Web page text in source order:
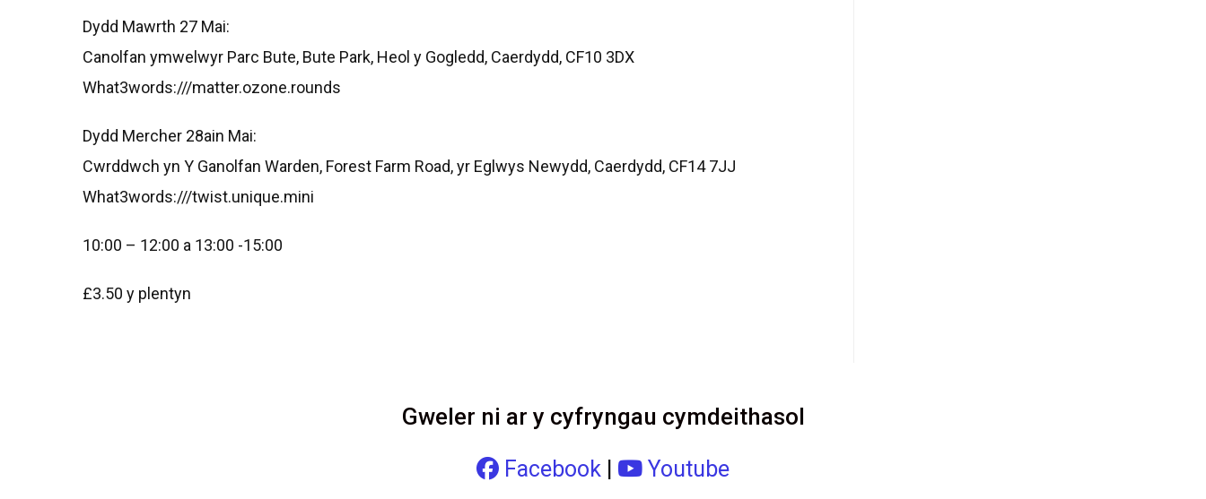
Dydd Mawrth 27 Mai:
Canolfan ymwelwyr Parc Bute, Bute Park, Heol y Gogledd, Caerdydd, CF10 3DX
What3words:///matter.ozone.rounds
Dydd Mercher 28ain Mai:
Cwrddwch yn Y Ganolfan Warden, Forest Farm Road, yr Eglwys Newydd, Caerdydd, CF14 7JJ
What3words:///twist.unique.mini
10:00 – 12:00 a 13:00 -15:00
£3.50 y plentyn
Gweler ni ar y cyfryngau cymdeithasol
Facebook Youtube